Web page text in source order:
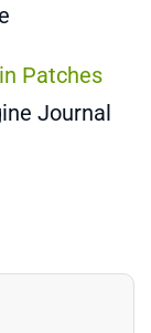
Patches
Journal